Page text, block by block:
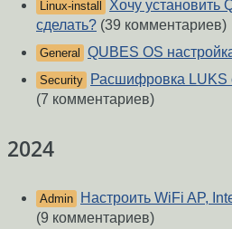
Linux-install
Хочу установить
сделать? (39 комментариев)
General QUBES OS
Security
Расшифровка
(7 комментариев)
2024
Admin
Настроить WiFi AP,
(9 комментариев)